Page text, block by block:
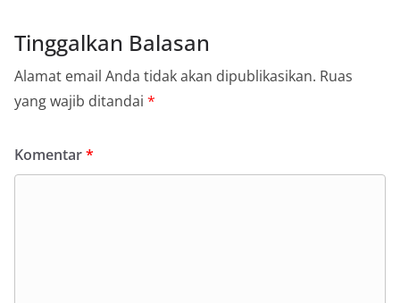
Tinggalkan Balasan
Alamat email Anda tidak akan dipublikasikan. Ruas
yang wajib ditandai *
Komentar*